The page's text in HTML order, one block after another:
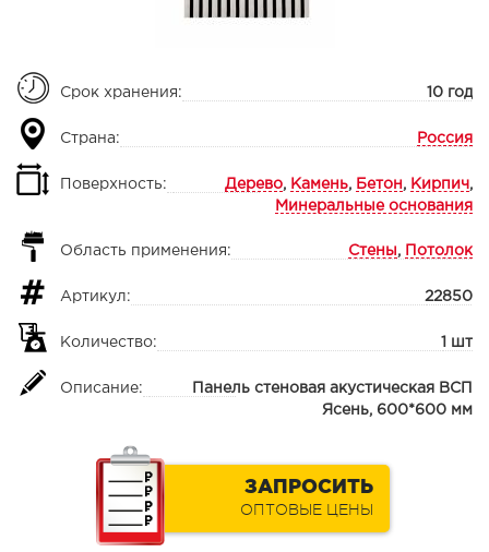
Срок хранения: 10 год
Страна: Россия
Поверхность: Дерево, Камень, Бетон , Кирпич ,
Минеральные основания
Область применения: Стены , Потолок
Артикул: 22850
Количество: 1 шт
Описание:
Панель стеновая акустическая ВСП
Ясень, 600*600 мм
ЗАПРОСИТЬ
ОПТОВЫЕ ЦЕНЫ